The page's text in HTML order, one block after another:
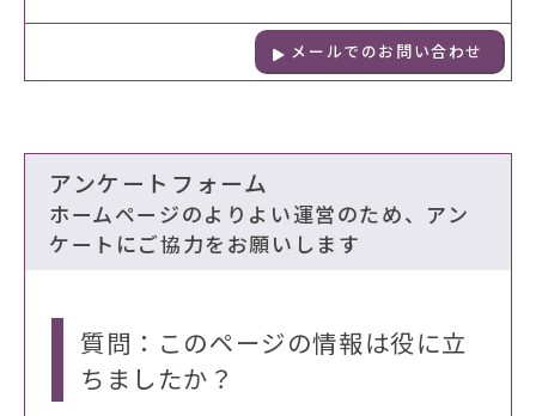
メールでのお問い合わせ
アンケートフォーム
ホームページのよりよい運営のため、アン
ケートにご協力をお願いします
質問：このページの情報は役に立
ちましたか？